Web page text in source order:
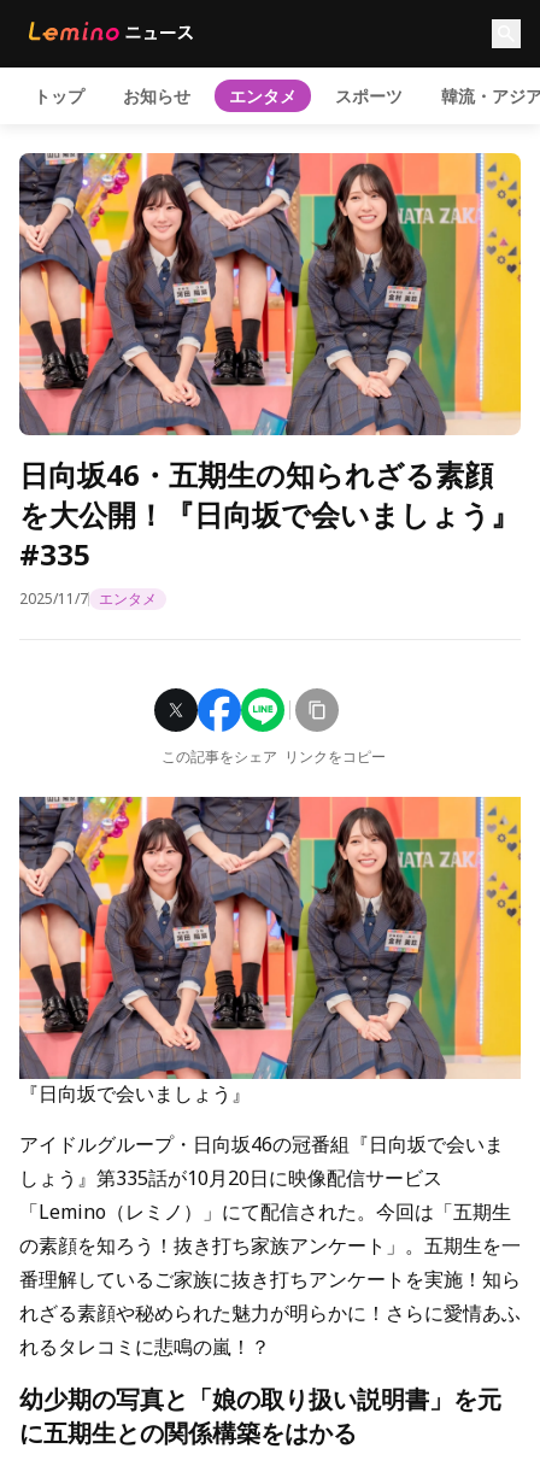
トップ お知らせ エンタメ スポーツ 韓流・アジ
日向坂46・五期生の知られざる素顔
を大公開！『日向坂で会いましょう』
#335
2025/11/7 エンタメ
この記事をシェア リンクをコピー
『日向坂で会いましょう』
アイドルグループ・日向坂46の冠番組『日向坂で会いま
しょう』第335話が10月20日に映像配信サービス
「Lemino（レミノ）」にて配信された。今回は「五期生
の素顔を知ろう！抜き打ち家族アンケート」。五期生を一
番理解しているご家族に抜き打ちアンケートを実施！知ら
れざる素顔や秘められた魅力が明らかに！さらに愛情あふ
れるタレコミに悲鳴の嵐！？
幼少期の写真と「娘の取り扱い説明書」を元
に五期生との関係構築をはかる